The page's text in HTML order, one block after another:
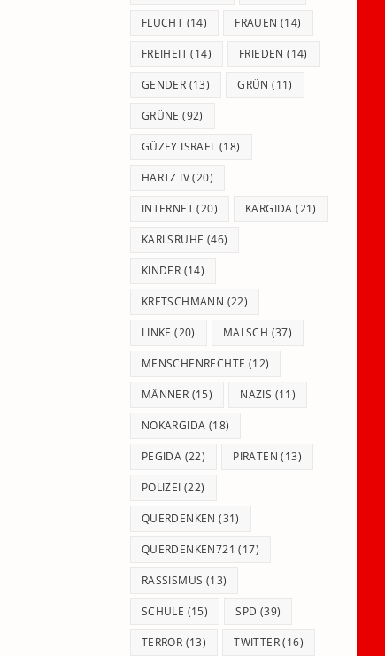
FLUCHT (14) FRAUEN (14)
FREIHEIT(14) FRIEDEN (14)
GENDER (13) GRÜN (11)
GRÜNE (92)
GÜZEY ISRAEL (18)
HARTZ IV(20)
INTERNET(20) KARGIDA (21)
KARLSRUHE (46)
KINDER (14)
KRETSCHMANN (22)
LINKE (20) MALSCH (37)
MENSCHENRECHTE (12)
MÄNNER (15) NAZIS (11)
NOKARGIDA (18)
PEGIDA (22) PIRATEN (13)
POLIZEI (22)
QUERDENKEN (31)
QUERDENKEN721 (17)
RASSISMUS (13)
SCHULE (15) SPD (39)
TERROR (13) TWITTER(16)